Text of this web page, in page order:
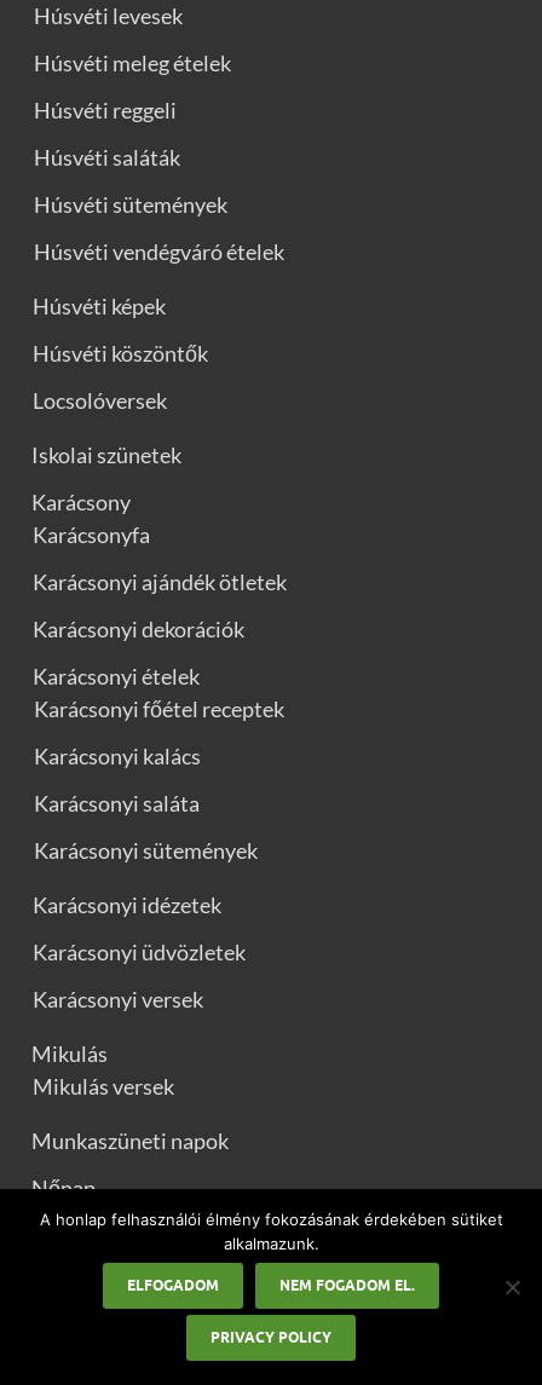
Húsvéti levesek
Húsvéti meleg ételek
Húsvéti reggeli
Húsvéti saláták
Húsvéti sütemények
Húsvéti vendégváró ételek
Húsvéti képek
Húsvéti köszöntők
Locsolóversek
Iskolai szünetek
Karácsony
Karácsonyfa
Karácsonyi ajándék ötletek
Karácsonyi dekorációk
Karácsonyi ételek
Karácsonyi főétel receptek
Karácsonyi kalács
Karácsonyi saláta
Karácsonyi sütemények
Karácsonyi idézetek
Karácsonyi üdvözletek
Karácsonyi versek
Mikulás
Mikulás versek
Munkaszüneti napok
Nőnap
Pedagógusnap
A honlap felhasználói élmény fokozásának érdekében sütiket
alkalmazunk.
ELFOGADOM NEM FOGADOM EL.
PRIVACY POLICY